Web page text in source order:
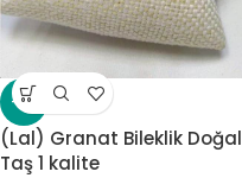
-9%
(Lal) Granat Bileklik Doğal
Taş 1 kalite